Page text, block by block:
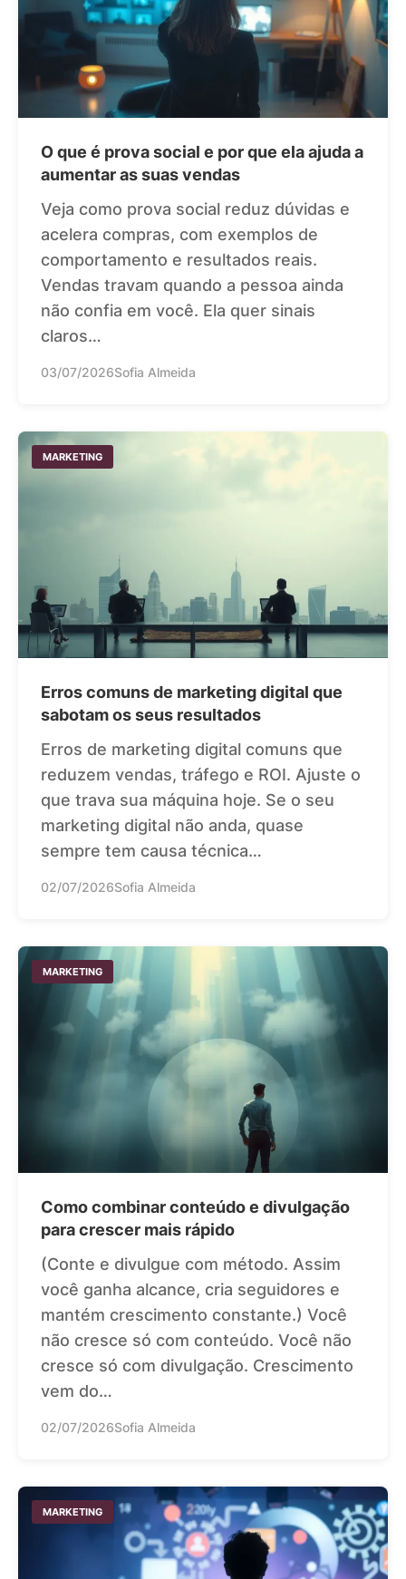
O que é prova social e por que ela ajuda a
aumentar as suas vendas
Veja como prova social reduz dúvidas e
acelera compras, com exemplos de
comportamento e resultados reais.
Vendas travam quando a pessoa ainda
não confia em você. Ela quer sinais
claros…
03/07/2026Sofia Almeida
MARKETING
Erros comuns de marketing digital que
sabotam os seus resultados
Erros de marketing digital comuns que
reduzem vendas, tráfego e ROI. Ajuste o
que trava sua máquina hoje. Se o seu
marketing digital não anda, quase
sempre tem causa técnica…
02/07/2026Sofia Almeida
MARKETING
Como combinar conteúdo e divulgação
para crescer mais rápido
(Conte e divulgue com método. Assim
você ganha alcance, cria seguidores e
mantém crescimento constante.) Você
não cresce só com conteúdo. Você não
cresce só com divulgação. Crescimento
vem do…
02/07/2026Sofia Almeida
MARKETING